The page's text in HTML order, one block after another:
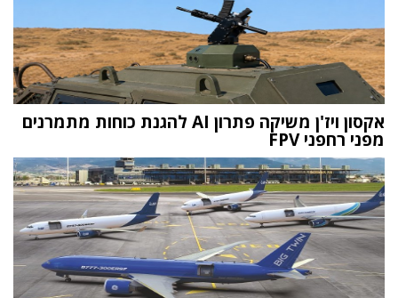
אקסון ויז'ן משיקה פתרון AI להגנת כוחות מתמרנים
מפני רחפני FPV